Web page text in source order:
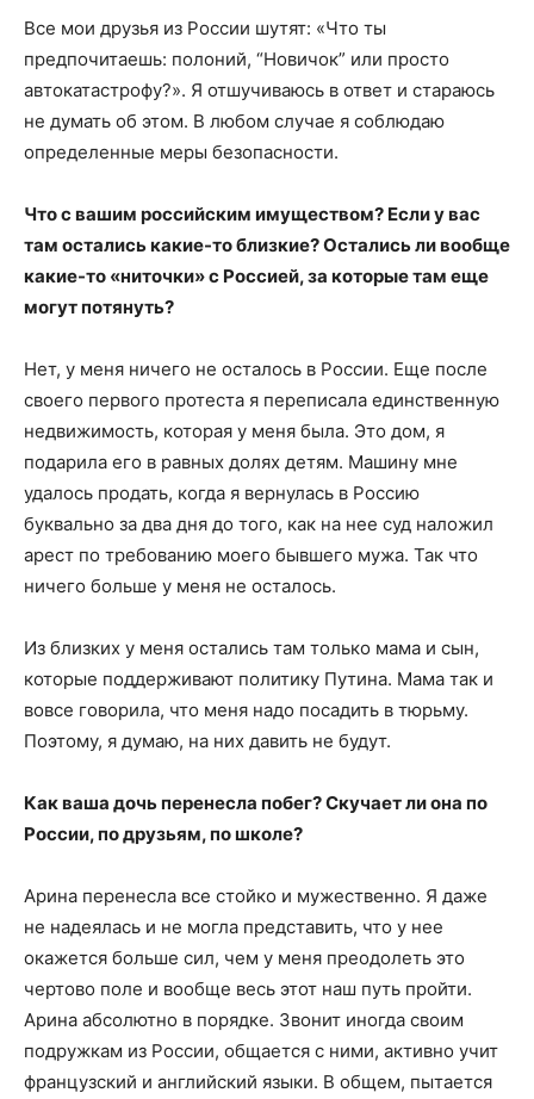
Все мои друзья из России шутят: «Что ты
предпочитаешь: полоний, “Новичок” или просто
автокатастрофу?». Я отшучиваюсь в ответ и стараюсь
не думать об этом. В любом случае я соблюдаю
определенные меры безопасности.
Что с вашим российским имуществом? Если у вас
там остались какие-то близкие? Остались ли вообще
какие-то «ниточки» с Россией, за которые там еще
могут потянуть?
Нет, у меня ничего не осталось в России. Еще после
своего первого протеста я переписала единственную
недвижимость, которая у меня была. Это дом, я
подарила его в равных долях детям. Машину мне
удалось продать, когда я вернулась в Россию
буквально за два дня до того, как на нее суд наложил
арест по требованию моего бывшего мужа. Так что
ничего больше у меня не осталось.
Из близких у меня остались там только мама и сын,
которые поддерживают политику Путина. Мама так и
вовсе говорила, что меня надо посадить в тюрьму.
Поэтому, я думаю, на них давить не будут.
Как ваша дочь перенесла побег? Скучает ли она по
России, по друзьям, по школе?
Арина перенесла все стойко и мужественно. Я даже
не надеялась и не могла представить, что у нее
окажется больше сил, чем у меня преодолеть это
чертово поле и вообще весь этот наш путь пройти.
Арина абсолютно в порядке. Звонит иногда своим
подружкам из России, общается с ними, активно учит
французский и английский языки. В общем, пытается